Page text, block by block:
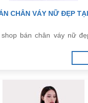
CHÂN VÁY NỮ ĐẸP
bán chân váy nữ